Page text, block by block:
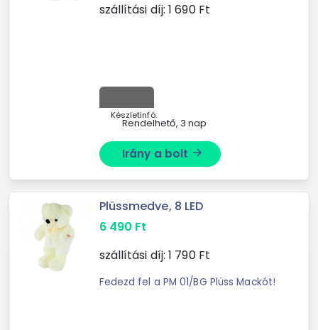
szállítási díj: 1 690Ft
Készletinfó:
Rendelhető, 3 nap
Irány a bolt arrow_forward
Plüssmedve, 8 LED
6 490 Ft
szállítási díj: 1 790Ft
Fedezd fel a PM 01/BG Plüss Mackót!